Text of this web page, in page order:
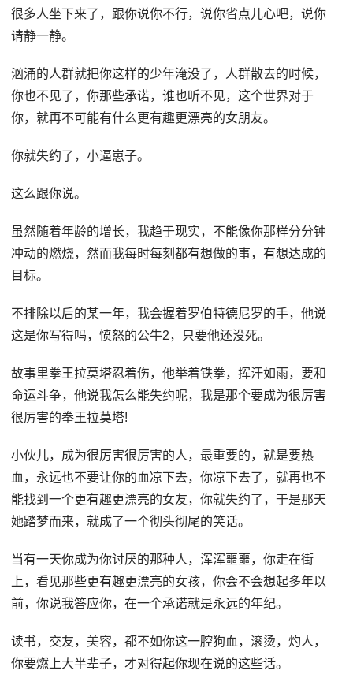
很多人坐下来了，跟你说你不行，说你省点儿心吧，说你
请静一静。
汹涌的人群就把你这样的少年淹没了，人群散去的时候，
你也不见了，你那些承诺，谁也听不见，这个世界对于
你，就再不可能有什么更有趣更漂亮的女朋友。
你就失约了，小逼崽子。
这么跟你说。
虽然随着年龄的增长，我趋于现实，不能像你那样分分钟
冲动的燃烧，然而我每时每刻都有想做的事，有想达成的
目标。
不排除以后的某一年，我会握着罗伯特德尼罗的手，他说
这是你写得吗，愤怒的公牛2，只要他还没死。
故事里拳王拉莫塔忍着伤，他举着铁拳，挥汗如雨，要和
命运斗争，他说我怎么能失约呢，我是那个要成为很厉害
很厉害的拳王拉莫塔!
小伙儿，成为很厉害很厉害的人，最重要的，就是要热
血，永远也不要让你的血凉下去，你凉下去了，就再也不
能找到一个更有趣更漂亮的女友，你就失约了，于是那天
她踏梦而来，就成了一个彻头彻尾的笑话。
当有一天你成为你讨厌的那种人，浑浑噩噩，你走在街
上，看见那些更有趣更漂亮的女孩，你会不会想起多年以
前，你说我答应你，在一个承诺就是永远的年纪。
读书，交友，美容，都不如你这一腔狗血，滚烫，灼人，
你要燃上大半辈子，才对得起你现在说的这些话。